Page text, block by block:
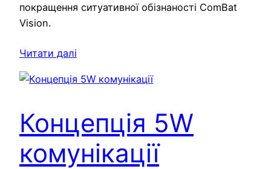
покращення ситуативної обізнаності ComBat
Vision.
Читати далі
Концепція 5W
комунікації